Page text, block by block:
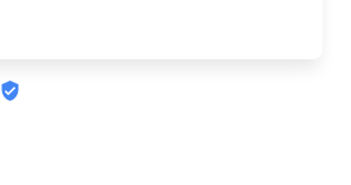
počítač na dobu kedy opravovali
profesionálne s ludským
!